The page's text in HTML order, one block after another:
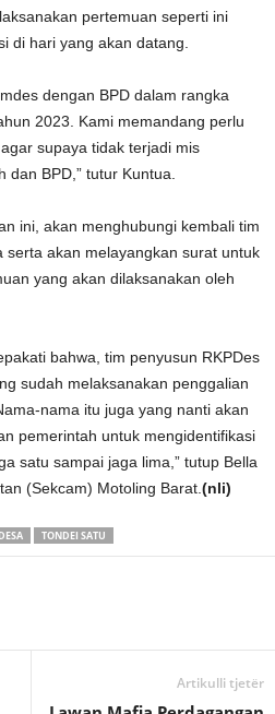
pertemuan seperti ini
di hari yang akan datang.
dengan BPD dalam rangka
2023. Kami memandang perlu
supaya tidak terjadi mis
BPD,” tutur Kuntua.
ini, akan menghubungi kembali tim
serta akan melayangkan surat untuk
yang akan dilaksanakan oleh
bahwa, tim penyusun RKPDes
sudah melaksanakan penggalian
nama itu juga yang nanti akan
pemerintah untuk mengidentifikasi
satu sampai jaga lima,” tutup Bella
(Sekcam) Motoling Barat. (nli)
TONDEI SATU
Artikulli tjetër